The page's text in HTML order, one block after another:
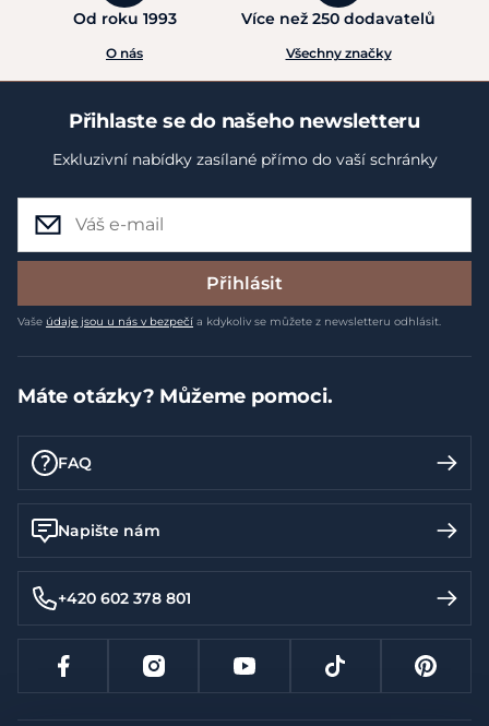
Od roku 1993
O nás
Více než 250 dodavatelů
Všechny značky
Přihlaste se do našeho newsletteru
Exkluzivní nabídky zasílané přímo do vaší schránky
Přihlásit
Vaše údaje jsou u nás v bezpečí a kdykoliv se můžete z newsletteru odhlásit.
Máte otázky? Můžeme pomoci.
FAQ
Napište nám
+420 602 378 801